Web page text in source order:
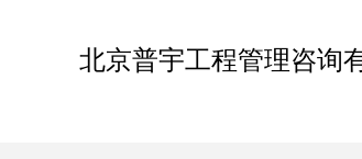
北京普宇工程管理咨询